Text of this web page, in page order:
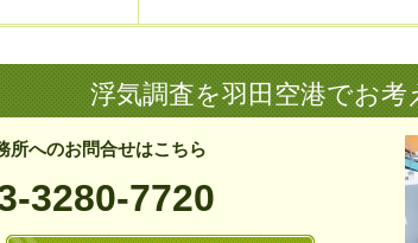
浮気調査を羽田空港でお考
所へのお問合せはこちら
3280-7720